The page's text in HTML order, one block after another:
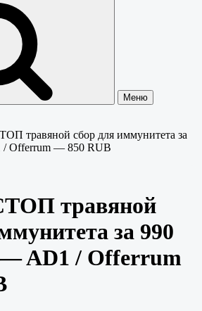
Меню
травяной сбор для иммунитета за
Offerrum — 850 RUB
травяной
за 990
AD1 / Offerrum